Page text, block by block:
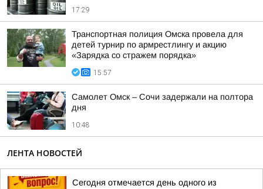
17:29
Транспортная полиция Омска провела для
детей турнир по армрестлингу и акцию
«Зарядка со стражем порядка»
15:57
Самолет Омск – Сочи задержали на полтора
дня
10:48
ЛЕНТА НОВОСТЕЙ
Сегодня отмечается день одного из